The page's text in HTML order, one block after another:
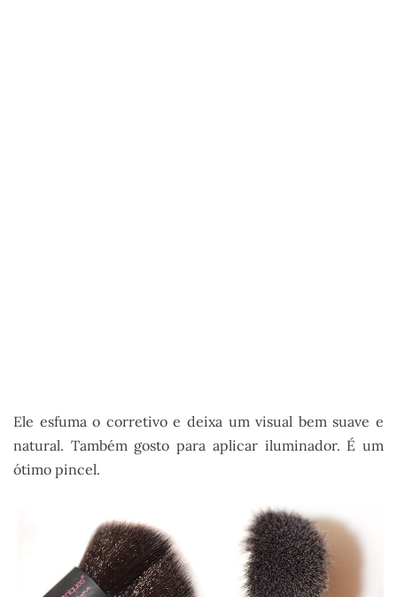
Ele esfuma o corretivo e deixa um visual bem suave e
natural. Também gosto para aplicar iluminador. É um
ótimo pincel.